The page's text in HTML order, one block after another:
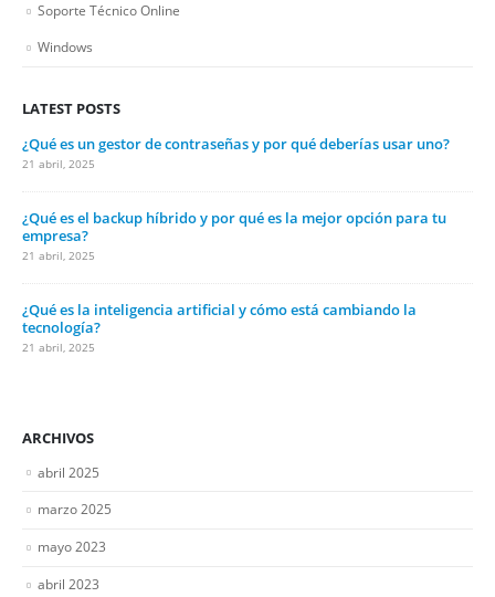
Soporte Técnico Online
Windows
LATEST POSTS
¿Qué es un gestor de contraseñas y por qué deberías usar uno?
21 abril, 2025
¿Qué es el backup híbrido y por qué es la mejor opción para tu
empresa?
21 abril, 2025
¿Qué es la inteligencia artificial y cómo está cambiando la
tecnología?
21 abril, 2025
ARCHIVOS
abril 2025
marzo 2025
mayo 2023
abril 2023